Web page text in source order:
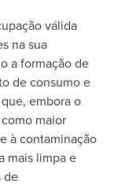
válida
na sua
a formação de
de consumo e
embora o
maior
à contaminação
mais limpa e
de